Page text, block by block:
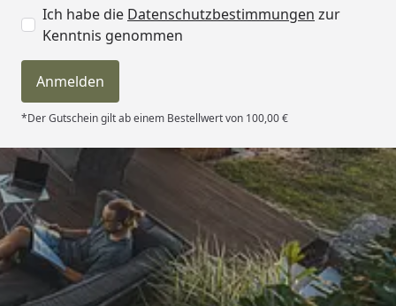
Ich habe die Datenschutzbestimmungen zur
Kenntnis genommen
Anmelden
*Der Gutschein gilt ab einem Bestellwert von 100,00 €
Trusted Shops
4,81/ 5